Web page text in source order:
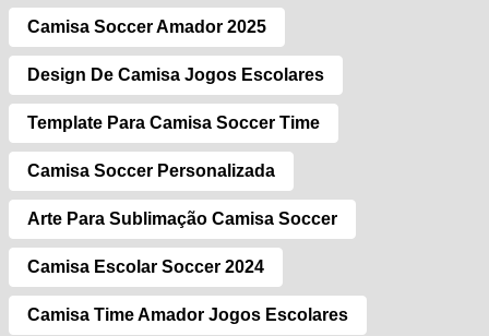
Camisa Soccer Amador 2025
Design De Camisa Jogos Escolares
Template Para Camisa Soccer Time
Camisa Soccer Personalizada
Arte Para Sublimação Camisa Soccer
Camisa Escolar Soccer 2024
Camisa Time Amador Jogos Escolares